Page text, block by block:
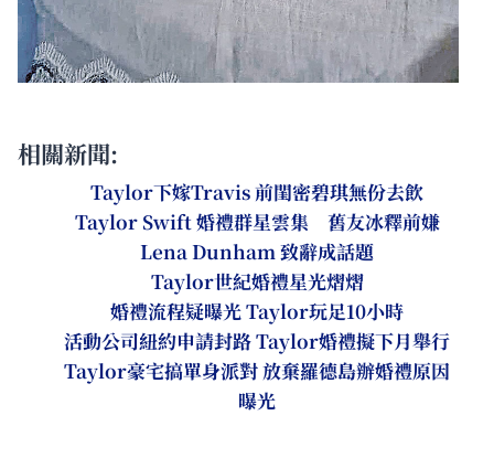
相關新聞:
Taylor下嫁Travis 前閨密碧琪無份去飲
Taylor Swift 婚禮群星雲集 舊友冰釋前嫌
Lena Dunham 致辭成話題
Taylor世紀婚禮星光熠熠
婚禮流程疑曝光 Taylor玩足10小時
活動公司紐約申請封路 Taylor婚禮擬下月舉行
Taylor豪宅搞單身派對 放棄羅德島辦婚禮原因
曝光